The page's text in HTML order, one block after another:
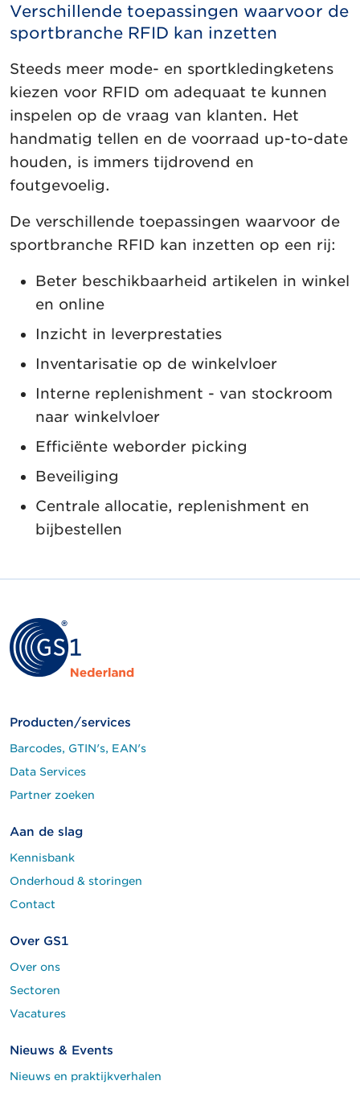
Verschillende toepassingen waarvoor de
sportbranche RFID kan inzetten
Steeds meer mode- en sportkledingketens
kiezen voor RFID om adequaat te kunnen
inspelen op de vraag van klanten. Het
handmatig tellen en de voorraad up-to-date
houden, is immers tijdrovend en
foutgevoelig.
De verschillende toepassingen waarvoor de
sportbranche RFID kan inzetten op een rij:
Beter beschikbaarheid artikelen in winkel
en online
Inzicht in leverprestaties
Inventarisatie op de winkelvloer
Interne replenishment - van stockroom
naar winkelvloer
Efficiënte weborder picking
Beveiliging
Centrale allocatie, replenishment en
bijbestellen
Producten/services
Barcodes, GTIN's, EAN's
Data Services
Partner zoeken
Aan de slag
Kennisbank
Onderhoud & storingen
Contact
Over GS1
Over ons
Sectoren
Vacatures
Nieuws & Events
Nieuws en praktijkverhalen